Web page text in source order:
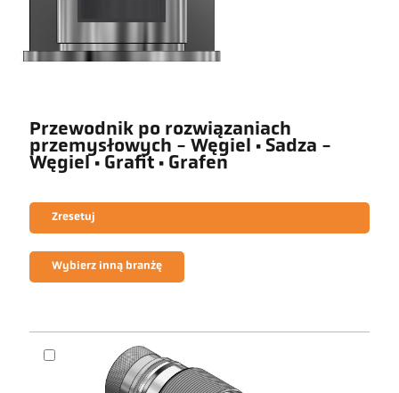
Przewodnik po rozwiązaniach
przemysłowych - Węgiel · Sadza -
Węgiel · Grafit · Grafen
Zresetuj
Wybierz inną branżę